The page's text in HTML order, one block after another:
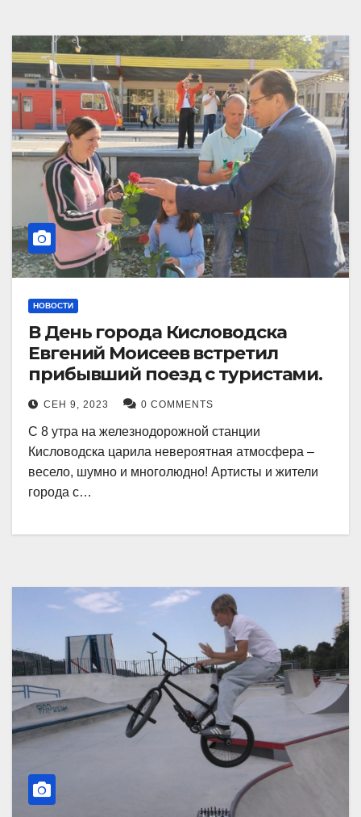
НОВОСТИ
В День города Кисловодска
Евгений Моисеев встретил
прибывший поезд с туристами.
СЕН 9, 2023 0 COMMENTS
С 8 утра на железнодорожной станции
Кисловодска царила невероятная атмосфера –
весело, шумно и многолюдно! Артисты и жители
города с…